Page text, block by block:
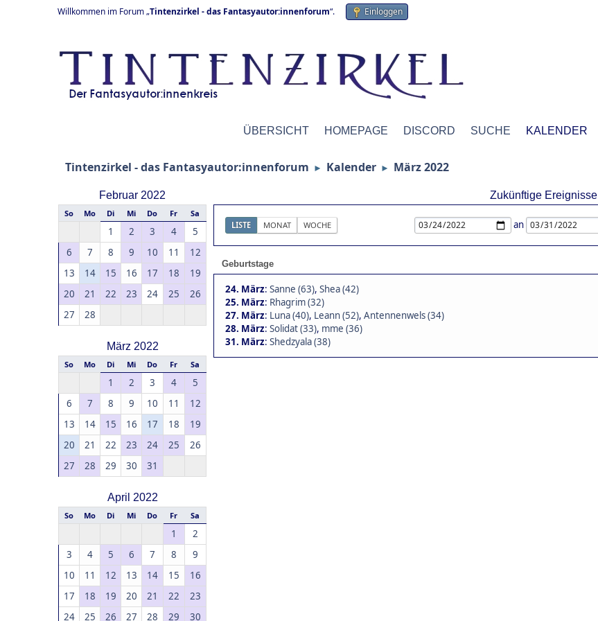
Willkommen im Forum „Tintenzirkel - das Fantasyautor:innenforum“. Einloggen
ÜBERSICHT HOMEPAGE DISCORD SUCHE KALENDER
Tintenzirkel - das Fantasyautor:innenforum ► Kalender ► März 2022
Februar 2022
So Mo Di Mi Do Fr Sa
1 2 3 4
5
6
7 8 9 10 11
12
13
14 15 16 17 18
19
20
21 22 23 24 25
26
27
28
März 2022
So Mo Di Mi Do Fr Sa
1 2 3 4
5
6
7 8 9 10 11
12
13
14 15 16 17 18
19
20
21 22 23 24 25
26
27
28 29 30 31
April 2022
So Mo Di Mi Do Fr Sa
1
2
3
4 5 6 7 8
9
10
11 12 13 14 15
16
17
18 19 20 21 22
23
24
25 26 27 28 29 30
Zukünftige Ereignisse
LISTE MONAT WOCHE an
Geburtstage
24. März: Sanne (63), Shea (42)
25. März: Rhagrim (32)
27. März: Luna (40), Leann (52), Antennenwels (34)
28. März: Solidat (33), mme (36)
31. März: Shedzyala (38)